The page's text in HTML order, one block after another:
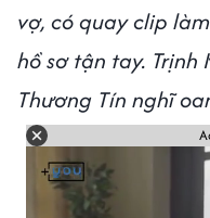
vợ, có quay clip
hồ sơ tận tay.
Thương Tín nghĩ